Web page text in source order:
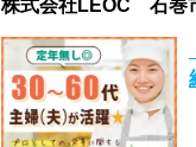
株式会社LEOC 石巻